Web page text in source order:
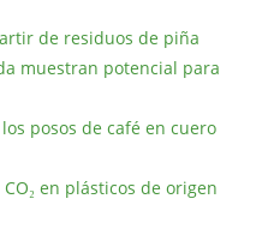
de residuos de piña
muestran potencial para
posos de café en cuero
en plásticos de origen